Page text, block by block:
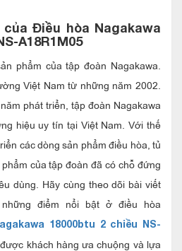
Điều hòa Nagakawa
A18R1M05
phẩm của tập đoàn Nagakawa.
Việt Nam từ những năm 2002.
phát triển, tập đoàn Nagakawa
hiệu uy tín tại Việt Nam. Với thế
các dòng sản phẩm điều hòa, tủ
của tập đoàn đã có chỗ đứng
dùng. Hãy cùng theo dõi bài viết
điểm nổi bật ở điều hòa
18000btu 2 chiều NS-
khách hàng ưa chuộng và lựa